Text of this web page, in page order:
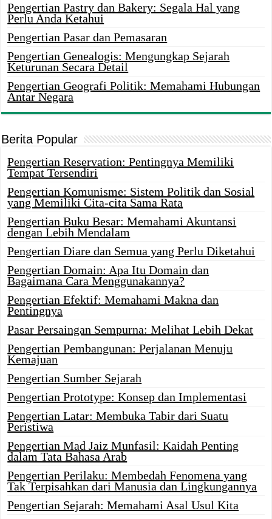
Pengertian Pastry dan Bakery: Segala Hal yang
Perlu Anda Ketahui
Pengertian Pasar dan Pemasaran
Pengertian Genealogis: Mengungkap Sejarah
Keturunan Secara Detail
Pengertian Geografi Politik: Memahami Hubungan
Antar Negara
Berita Popular
Pengertian Reservation: Pentingnya Memiliki
Tempat Tersendiri
Pengertian Komunisme: Sistem Politik dan Sosial
yang Memiliki Cita-cita Sama Rata
Pengertian Buku Besar: Memahami Akuntansi
dengan Lebih Mendalam
Pengertian Diare dan Semua yang Perlu Diketahui
Pengertian Domain: Apa Itu Domain dan
Bagaimana Cara Menggunakannya?
Pengertian Efektif: Memahami Makna dan
Pentingnya
Pasar Persaingan Sempurna: Melihat Lebih Dekat
Pengertian Pembangunan: Perjalanan Menuju
Kemajuan
Pengertian Sumber Sejarah
Pengertian Prototype: Konsep dan Implementasi
Pengertian Latar: Membuka Tabir dari Suatu
Peristiwa
Pengertian Mad Jaiz Munfasil: Kaidah Penting
dalam Tata Bahasa Arab
Pengertian Perilaku: Membedah Fenomena yang
Tak Terpisahkan dari Manusia dan Lingkungannya
Pengertian Sejarah: Memahami Asal Usul Kita